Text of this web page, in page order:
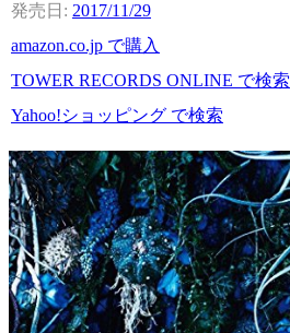
2017/11/29
amazon.co.jp で購入
TOWER RECORDS ONLINE で検索
Yahoo!ショッピング で検索